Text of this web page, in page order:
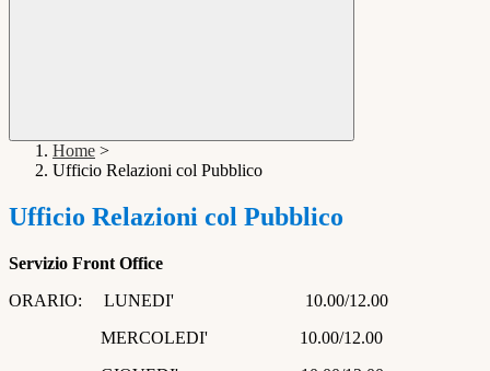
Home >
Ufficio Relazioni col Pubblico
Ufficio Relazioni col Pubblico
Servizio Front Office
ORARIO: LUNEDI' 10.00/12.00
MERCOLEDI' 10.00/12.00